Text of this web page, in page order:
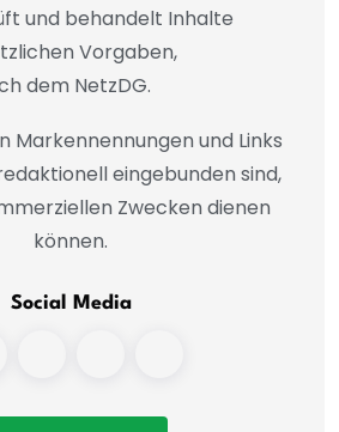
und behandelt Inhalte
Vorgaben,
dem NetzDG.
Markennennungen und Links
eingebunden sind,
Zwecken dienen
können.
Social Media